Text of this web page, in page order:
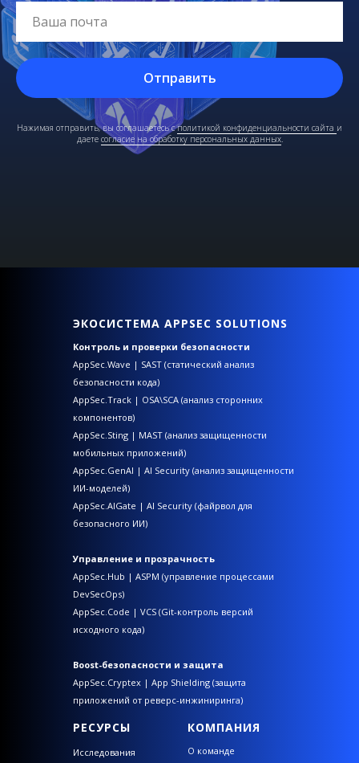
Отправить
Нажимая отправить, вы соглашаетесь с политикой конфиденциальности сайта и
даете согласие на обработку персональных данных.
ЭКОСИСТЕМА APPSEC SOLUTIONS
Контроль и проверки безопасности
AppSec.Wave | SAST (статический анализ
безопасности кода)
AppSec.Track | OSA\SCA (анализ сторонних
компонентов)
AppSec.Sting | MAST (анализ защищенности
мобильных приложений)
AppSec.GenAI | AI Security (анализ защищенности
ИИ-моделей)
AppSec.AIGate | AI Security (файрвол для
безопасного ИИ)
Управление и прозрачность
AppSec.Hub | ASPM (управление процессами
DevSecOps)
AppSec.Code | VCS (Git-контроль версий
исходного кода)
Boost-безопасности и защита
AppSec.Cryptex | App Shielding (защита
приложений от реверс-инжиниринга)
РЕСУРСЫ
Исследования
КОМПАНИЯ
О команде